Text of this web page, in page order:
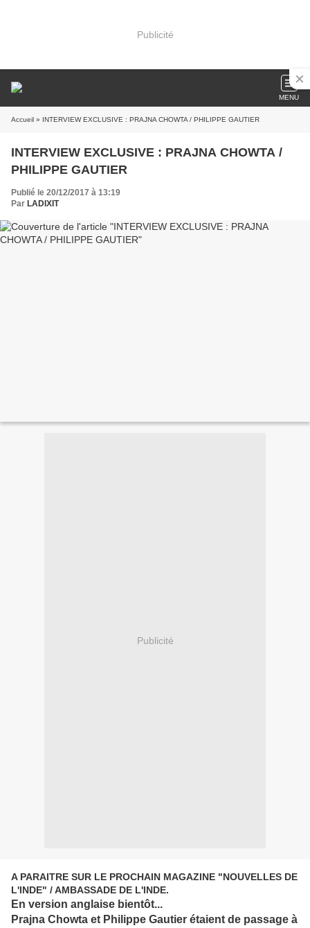
Publicité
MENU
Accueil » INTERVIEW EXCLUSIVE : PRAJNA CHOWTA / PHILIPPE GAUTIER
INTERVIEW EXCLUSIVE : PRAJNA CHOWTA /
PHILIPPE GAUTIER
Publié le 20/12/2017 à 13:19
Par LADIXIT
Publicité
A PARAITRE SUR LE PROCHAIN MAGAZINE "NOUVELLES DE
L'INDE" / AMBASSADE DE L'INDE.
En version anglaise bientôt...
Prajna Chowta et Philippe Gautier étaient de passage à